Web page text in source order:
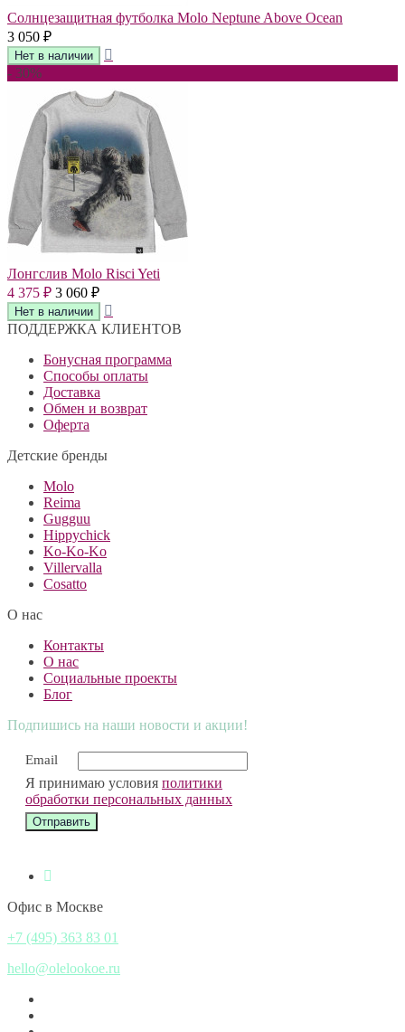
Солнцезащитная футболка Molo Neptune Above Ocean
3 050 ₽
- 30%
Лонгслив Molo Risci Yeti
4 375 ₽ 3 060 ₽
ПОДДЕРЖКА КЛИЕНТОВ
Бонусная программа
Способы оплаты
Доставка
Обмен и возврат
Оферта
Детские бренды
Molo
Reima
Gugguu
Hippychick
Ko-Ko-Ko
Villervalla
Cosatto
О нас
Контакты
О нас
Социальные проекты
Блог
Подпишись на наши новости и акции!
Email
Я принимаю условия политики
обработки персональных данных
Офис в Москве
+7 (495) 363 83 01
hello@olelookoe.ru